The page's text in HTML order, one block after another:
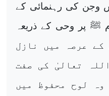
وجن کی رہنمائی کے
ﷺ پر وحی کے ذریعہ
کے عرصہ میں نازل
تعالیٰ کی صفت
وہ لوح محفوظ میں